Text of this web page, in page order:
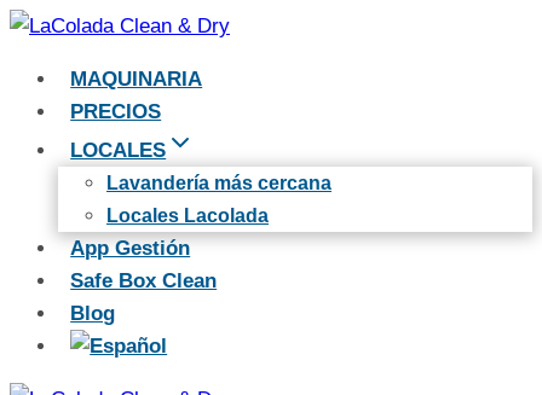
Saltar
ContenidoMAQUINARIA
PRECIOS
LOCALES
Lavandería más cercana
Locales Lacolada
App Gestión
Safe Box Clean
Blog